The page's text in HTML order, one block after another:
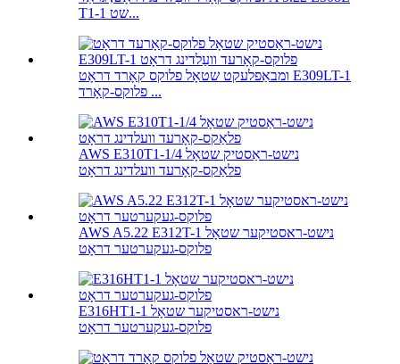
T1-1 שט...
ומבאַפלעקט שטאָל פלוקס קאָרד דראָט E309LT-1
פלוקס-קאָרד ...
AWS E310T1-1/4 נישט-ראַסטיק שטאָל
פלאַקס-קאָרעד וועלדינג דראָט
AWS A5.22 E312T-1 נישט-ראסטיקער שטאָל
פלוקס-געקערטער דראָט
E316HT1-1 נישט-ראסטיקער שטאָל
פלוקס-געקערטער דראָט